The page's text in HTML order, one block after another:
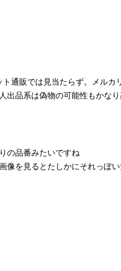
通販では見当たらず。メルカ
出品系は偽物の可能性もかな
の品番みたいですね
像を見るとたしかにそれっぽ